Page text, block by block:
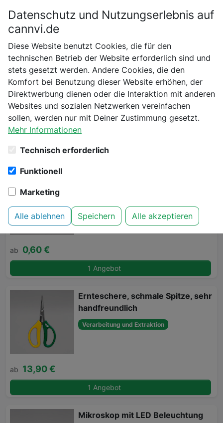
Verarbeitung und Extraktion
104 Produkte aus Kategorie
Verarbeitung und Extraktion
gefunden
Verarbeitung und Extraktion
ab 0,60 €
1 Angebot
Ernteschere, schmale Spitze, sehr
handfreundlich
Verarbeitung und Extraktion
ab 13,90 €
1 Angebot
Mikroskop mit LED Beleuchtung
Bitte bestätige dein Alter
Bist du schon 18 Jahre alt?
Nein Ja
Datenschutz und Nutzungserlebnis auf
cannvi.de
Diese Website benutzt Cookies, die für den
technischen Betrieb der Website erforderlich sind und
stets gesetzt werden. Andere Cookies, die den
Komfort bei Benutzung dieser Website erhöhen, der
Direktwerbung dienen oder die Interaktion mit anderen
Websites und sozialen Netzwerken vereinfachen
sollen, werden nur mit Deiner Zustimmung gesetzt.
Mehr Informationen
Technisch erforderlich
Funktionell
Marketing
Alle ablehnen Speichern Alle akzeptieren